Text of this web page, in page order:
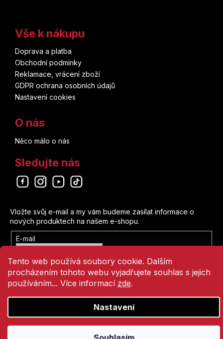
Tento web používá soubory cookie. Dalším
procházením tohoto webu vyjadřujete souhlas s jejich
používáním... Více informací zde.
Nastavení
Vše k nákupu
Doprava a platba
Obchodní podmínky
Reklamace, vrácení zboží
GDPR ochrana osobních údajů
Nastavení cookies
O nás
Něco málo o nás
Sledujte nás
Odebírat newsletter
Vložte svůj e-mail a my vám budeme zasílat informace o
nových produktech na našem e-shopu.
E-mail
Vložením e-mailu souhlasíte s
podmínkami ochrany osobních údajů
Copyright 2026Comics Point. Všechna práva vyhrazena.